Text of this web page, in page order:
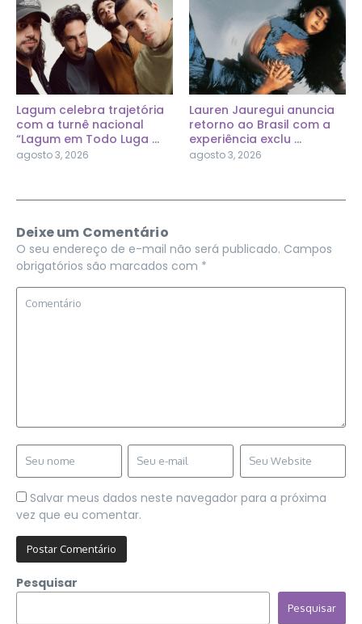
Lagum celebra trajetória
com a turnê nacional
“Lagum em Todo Luga ...
agosto 3, 2026
Lauren Jauregui anuncia
retorno ao Brasil com a
experiência exclu ...
agosto 3, 2026
Deixe um Comentário
O seu endereço de e-mail não será publicado. Campos
obrigatórios são marcados com *
Salvar meus dados neste navegador para a próxima
vez que eu comentar.
Pesquisar
Pesquisar